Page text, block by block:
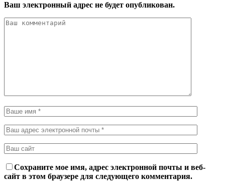
Ваш электронный адрес не будет опубликован.
Сохраните мое имя, адрес электронной почты и веб-
сайт в этом браузере для следующего комментария.